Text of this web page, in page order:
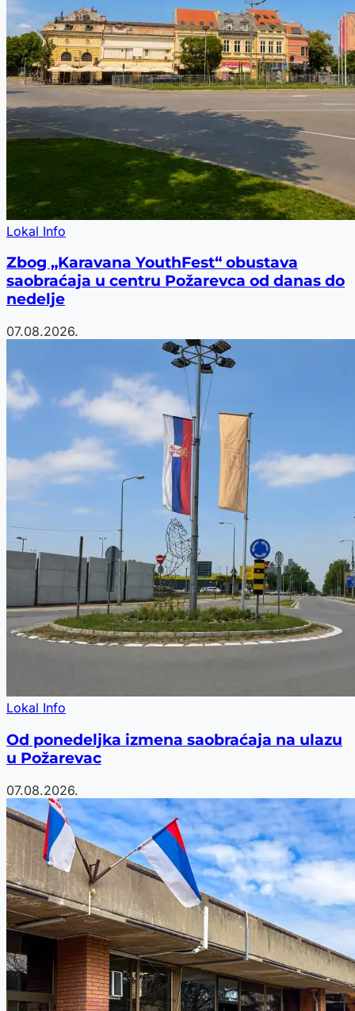
Lokal Info
Zbog „Karavana YouthFest“ obustava
saobraćaja u centru Požarevca od danas do
nedelje
07.08.2026.
Lokal Info
Od ponedeljka izmena saobraćaja na ulazu
u Požarevac
07.08.2026.